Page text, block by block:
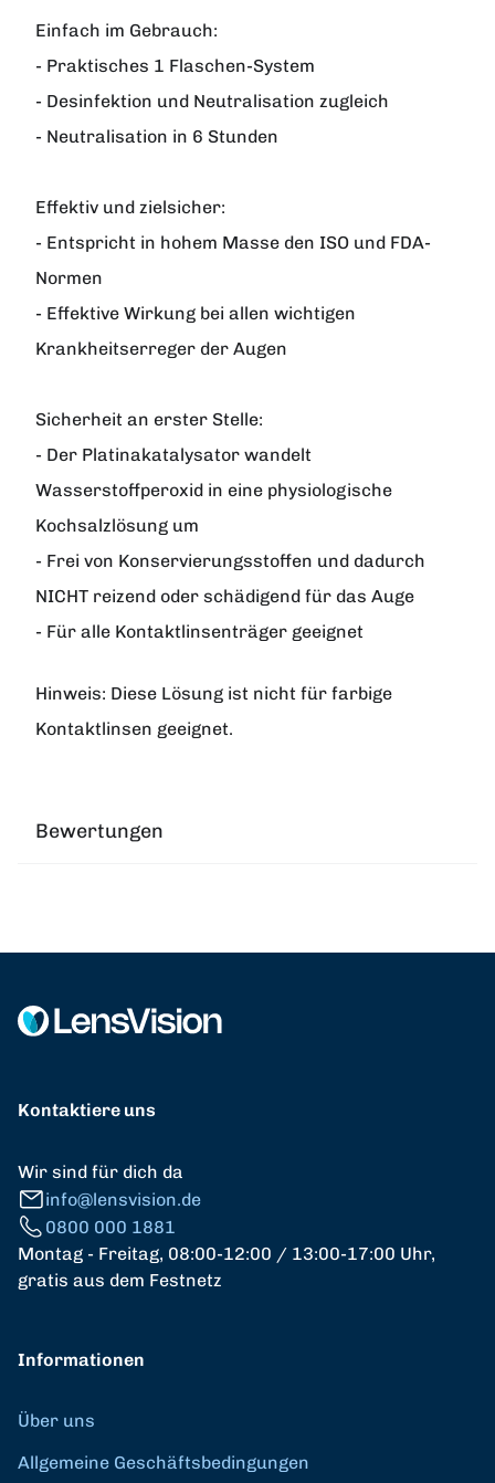
Einfach im Gebrauch:
- Praktisches 1 Flaschen-System
- Desinfektion und Neutralisation zugleich
- Neutralisation in 6 Stunden
Effektiv und zielsicher:
- Entspricht in hohem Masse den ISO und FDA-
Normen
- Effektive Wirkung bei allen wichtigen
Krankheitserreger der Augen
Sicherheit an erster Stelle:
- Der Platinakatalysator wandelt
Wasserstoffperoxid in eine physiologische
Kochsalzlösung um
- Frei von Konservierungsstoffen und dadurch
NICHT reizend oder schädigend für das Auge
- Für alle Kontaktlinsenträger geeignet
Hinweis: Diese Lösung ist nicht für farbige
Kontaktlinsen geeignet.
Bewertungen
Kontaktiere uns
Wir sind für dich da
info@lensvision.de
0800 000 1881
Montag - Freitag, 08:00-12:00 / 13:00-17:00 Uhr,
gratis aus dem Festnetz
Informationen
Über uns
Allgemeine Geschäftsbedingungen